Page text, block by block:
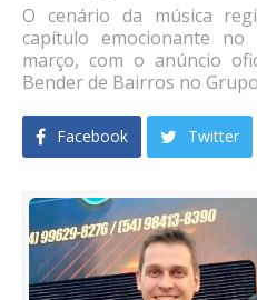
O cenário da música
capítulo emocionante
março, com o anúncio
Bender de Bairros no
Facebook Twitter